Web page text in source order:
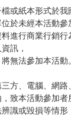
或紙本形式於
於未經本活動
進行商業行銷
訊，
無法參加本活動。
方、電腦、網
致本活動參加
識或毀損等情